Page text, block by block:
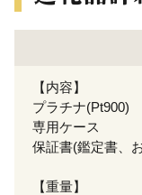
【内容】
プラチナ(Pt900)
専用ケース
保証書(鑑定書、
【重量】